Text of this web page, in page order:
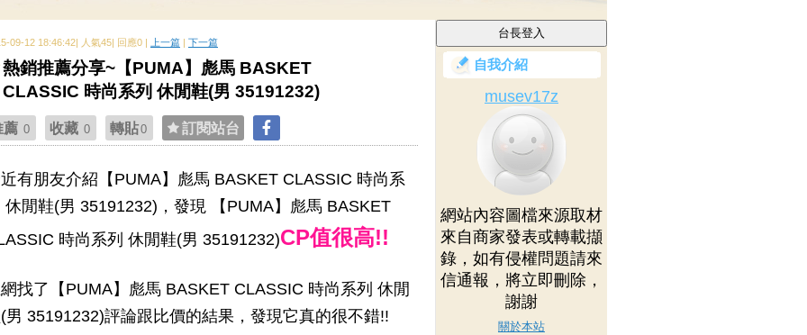
09-12 18:46:42| 人氣45| 回應0 | 上一篇 | 下一篇
熱銷推薦分享~【PUMA】彪馬 BASKET
CLASSIC 時尚系列 休閒鞋(男 35191232)
薦 0 收藏 0 轉貼0 訂閱站台
有朋友介紹【PUMA】彪馬 BASKET CLASSIC 時尚系
休閒鞋(男 35191232)，發現 【PUMA】彪馬 BASKET
時尚系列 休閒鞋(男 35191232)CP值很高!!
找了【PUMA】彪馬 BASKET CLASSIC 時尚系列 休閒
男 35191232)評論跟比價的結果，發現它真的很不錯!!
自我介紹
musev17z
網站內容圖檔來源取材
來自商家發表或轉載擷
錄，如有侵權問題請來
信通報，將立即刪除，
謝謝
關於本站